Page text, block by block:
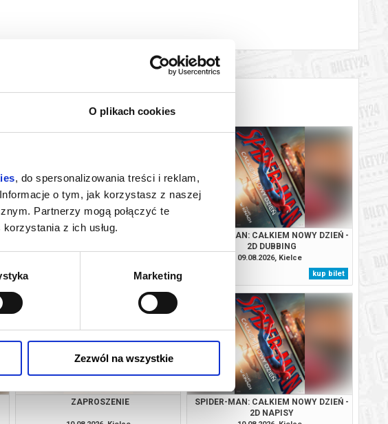
O plikach cookies
, do spersonalizowania treści i reklam,
o tym, jak korzystasz z naszej
Partnerzy mogą połączyć te
z ich usług.
Marketing
Zezwól na wszystkie
ZAPROSZENIE
kup bilet
SPIDER-MAN: CAŁKIEM NOWY DZIEŃ -
2D DUBBING
09.08.2026, Kielce
kup bilet
ZAPROSZENIE
SPIDER-MAN: CAŁKIEM NOWY DZIEŃ -
2D NAPISY